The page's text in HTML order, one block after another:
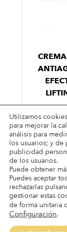
Utilizamos
para mejorar la
análisis para
los usuarios; y
publicidad
de los usuarios.
Puede obtener
Puedes aceptar
rechazarlas
gestionar estas
de forma unitaria
Configuración.